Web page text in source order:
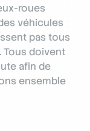
roues
véhicules
pas tous
Tous doivent
afin de
ensemble